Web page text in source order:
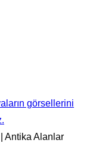
görsellerini
Antika Alanlar